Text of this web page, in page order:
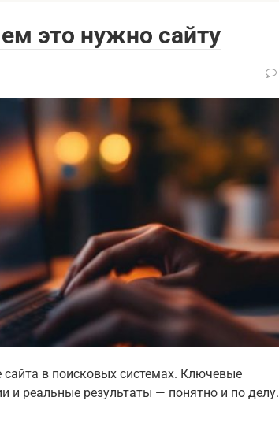
это нужно сайту
сайта в поисковых системах. Ключевые
реальные результаты — понятно и по делу.